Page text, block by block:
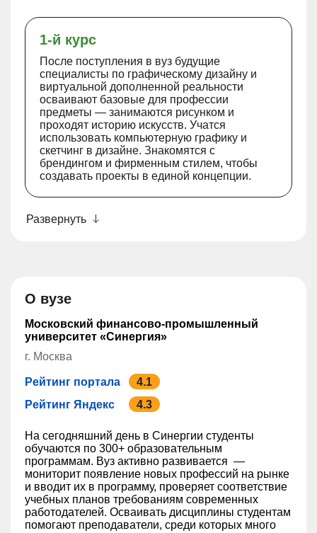
1-й курс
После поступления в вуз будущие
специалисты по графическому дизайну и
виртуальной дополненной реальности
осваивают базовые для профессии
предметы — занимаются рисунком и
проходят историю искусств. Учатся
использовать компьютерную графику и
скетчинг в дизайне. Знакомятся с
брендингом и фирменным стилем, чтобы
создавать проекты в единой концепции.
Развернуть
О вузе
Московский финансово-промышленный
университет «Синергия»
г. Москва
Рейтинг портала
4.1
Рейтинг Яндекс
4.3
На сегодняшний день в ‎Синергии студенты‎
обучаются по 300+ образовательным
программам. Вуз активно развивается —
мониторит появление новых профессий на рынке
и вводит их в программу, проверяет соответствие
учебных планов требованиям современных
работодателей. Осваивать дисциплины студентам
помогают преподаватели, среди которых много